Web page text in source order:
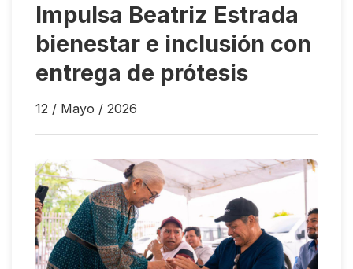
Impulsa Beatriz Estrada
bienestar e inclusión con
entrega de prótesis
12 / Mayo / 2026